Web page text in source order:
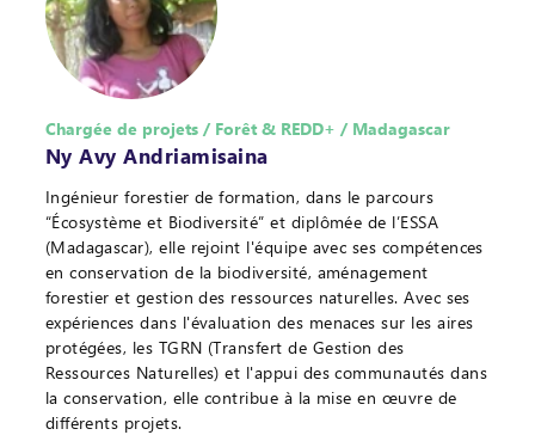
Chargée de projets / Forêt & REDD+ / Madagascar
Ny Avy Andriamisaina
Ingénieur forestier de formation, dans le parcours
“Écosystème et Biodiversité” et diplômée de l’ESSA
(Madagascar), elle rejoint l'équipe avec ses compétences
en conservation de la biodiversité, aménagement
forestier et gestion des ressources naturelles. Avec ses
expériences dans l'évaluation des menaces sur les aires
protégées, les TGRN (Transfert de Gestion des
Ressources Naturelles) et l'appui des communautés dans
la conservation, elle contribue à la mise en œuvre de
différents projets.